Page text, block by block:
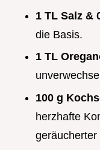
1 TL Salz &
die Basis.
1 TL
100 g
herzhafte
geräucherter